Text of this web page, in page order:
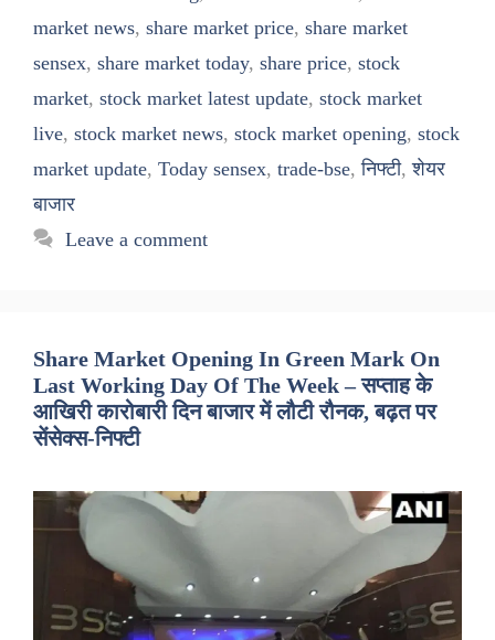
market news, share market price, share market
sensex, share market today, share price, stock
market, stock market latest update, stock market
live, stock market news, stock market opening, stock
market update, Today sensex, trade-bse,निफ्टी,शेयर
बाजार
Leave a comment
Share Market Opening In Green Mark On
Last Working Day Of The Week – सप्ताह के
आखिरी कारोबारी दिन बाजार में लौटी रौनक, बढ़त पर
सेंसेक्स-निफ्टी